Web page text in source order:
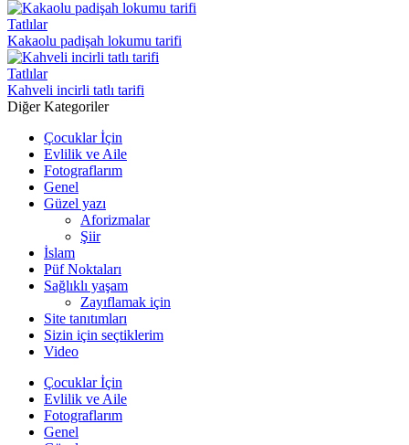
Tatlılar
Kakaolu padişah lokumu tarifi
Tatlılar
Kahveli incirli tatlı tarifi
Diğer Kategoriler
Çocuklar İçin
Evlilik ve Aile
Fotograflarım
Genel
Güzel yazı
Aforizmalar
Şiir
İslam
Püf Noktaları
Sağlıklı yaşam
Zayıflamak için
Site tanıtımları
Sizin için seçtiklerim
Video
Çocuklar İçin
Evlilik ve Aile
Fotograflarım
Genel